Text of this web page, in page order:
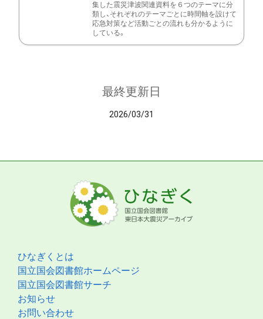
集した震災津波関連資料を６つのテーマに分
類し、それぞれのテーマごとに時間軸を設けて
応急対策など活動ごとの流れも分かるように
している。
最終更新日
2026/03/31
ひなぎくとは
国立国会図書館ホームページ
国立国会図書館サーチ
お知らせ
お問い合わせ